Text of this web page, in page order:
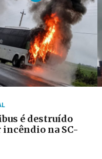
é destruído
incêndio na SC-